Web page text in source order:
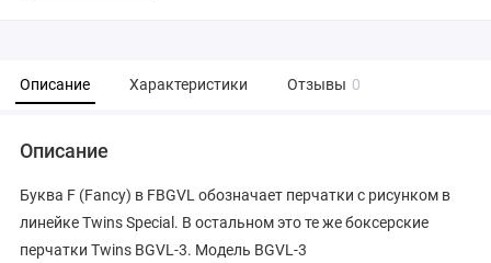
Описание Характеристики Отзывы 0
Описание
Буква F (Fancy) в FBGVL обозначает перчатки с рисунком в
линейке Twins Special. В остальном это те же боксерские
перчатки Twins BGVL-3. Модель BGVL-3